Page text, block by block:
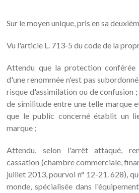
Sur le moyen unique, pris en sa
Vu l'article L. 713-5 du code de la
Attendu que la protection conférée
d'une renommée n'est pas
risque d'assimilation ou de confusion
de similitude entre une telle marque
que le public concerné établit un
marque ;
Attendu, selon l'arrêt attaqué,
cassation (chambre commerciale,
juillet 2013, pourvoi n° 12-21. 628),
monde, spécialisée dans